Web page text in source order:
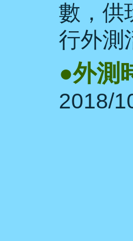
數，供
行外測
●外測
2018/